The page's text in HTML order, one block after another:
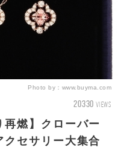
Photo by： www.buyma.com
20330 VIEWS
再燃】クローバー
クセサリー大集合